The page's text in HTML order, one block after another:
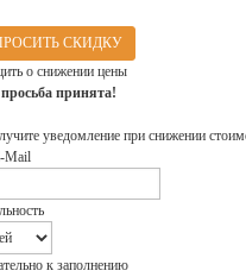
СКИДКУ
о снижении цены
принята!
уведомление при снижении
Mail
к заполнению